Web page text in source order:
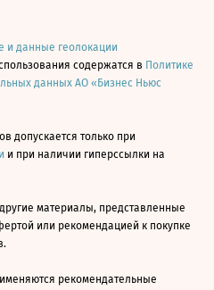
и данные геолокации
содержатся в Политике
данных АО «Бизнес Ньюс
допускается только при
и при наличии гиперссылки на
материалы, представленные
или рекомендацией к покупке
рекомендательные